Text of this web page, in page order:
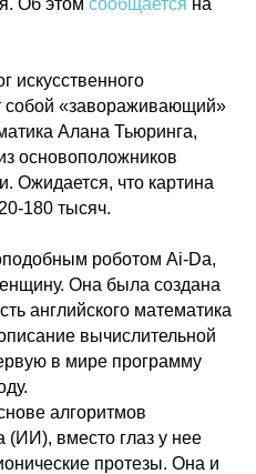
Об этом сообщается на
искусственного
собой «завораживающий»
Алана Тьюринга,
основоположников
Ожидается, что картина
180 тысяч.
роботом Ai-Da,
Она была создана
английского математика
вычислительной
в мире программу
алгоритмов
(ИИ), вместо глаз у нее
протезы. Она и